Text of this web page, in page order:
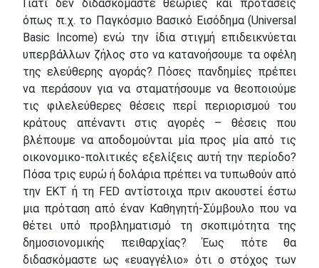
Γιατί δεν διδασκόμαστε θεωρίες και προτάσεις
όπως π.χ. το Παγκόσμιο Βασικό Εισόδημα (Universal
Basic Income) ενώ την ίδια στιγμή επιδεικνύεται
υπερβάλλων ζήλος στο να κατανοήσουμε τα οφέλη
της ελεύθερης αγοράς? Πόσες πανδημίες πρέπει
να περάσουν για να σταματήσουμε να θεοποιούμε
τις φιλελεύθερες θέσεις περί περιορισμού του
κράτους απέναντι στις αγορές – θέσεις που
βλέπουμε να αποδομούνται μία προς μία από τις
οικονομικο-πολιτικές εξελίξεις αυτή την περίοδο?
Πόσα τρις ευρώ ή δολάρια πρέπει να τυπωθούν από
την ΕΚΤ ή τη FED αντίστοιχα πριν ακουστεί έστω
μια πρόταση από έναν Καθηγητή-Σύμβουλο που να
θέτει υπό προβληματισμό τη σκοπιμότητα της
δημοσιονομικής πειθαρχίας? Έως πότε θα
διδασκόμαστε ως «ευαγγέλιο» ότι ο στόχος των